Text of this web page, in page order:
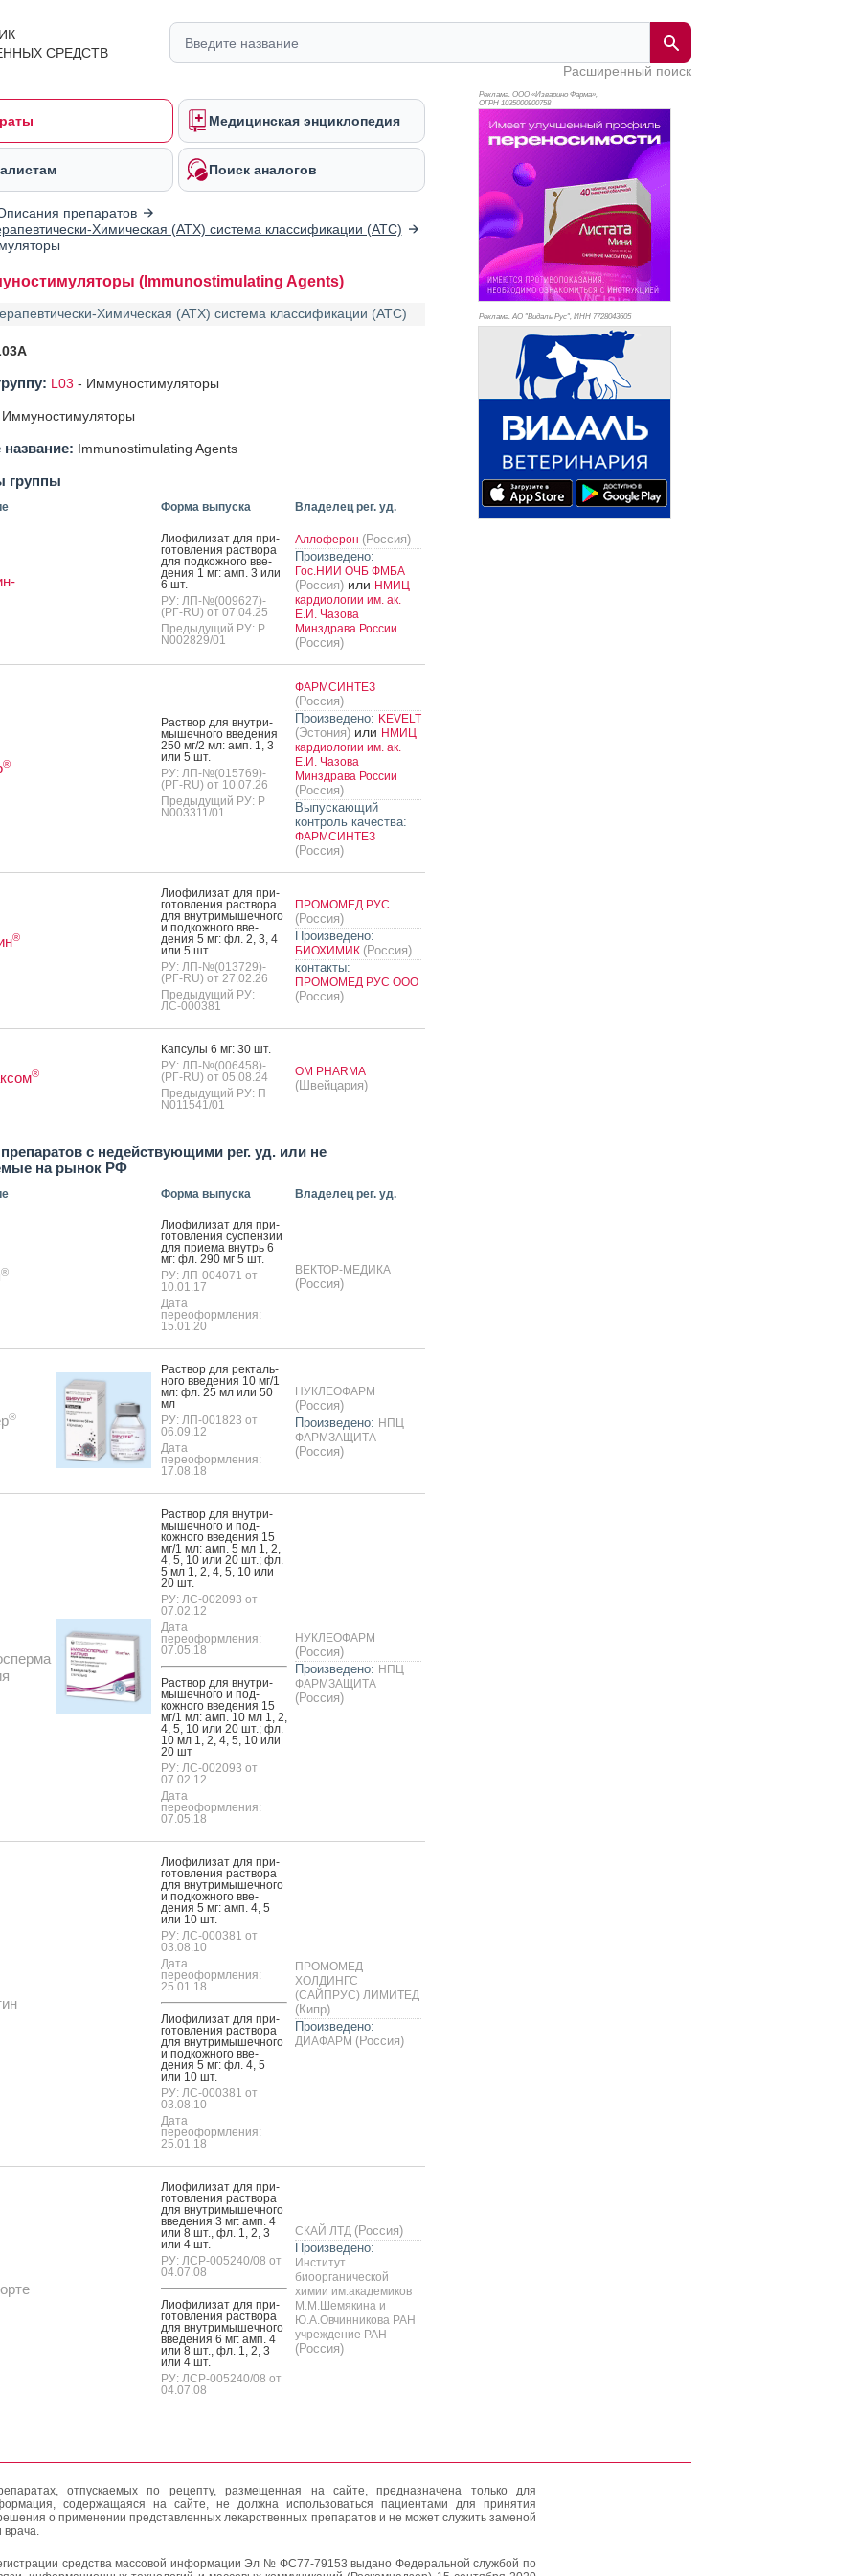
СРЕДСТВ
Расширенный поиск
Медицинская энциклопедия
Поиск аналогов
препаратов
Химическая (АТХ) система классификации (ATC)
(Immunostimulating Agents)
Химическая (АТХ) система классификации (ATC)
L03 - Иммуностимуляторы
Иммуностимуляторы
название: Immunostimulating Agents
группы
Форма выпуска Владелец рег. уд.
Ли­офи­лизат для при­
готов­ле­ния рас­тво­ра
для под­кожно­го вве­
дения 1 мг: амп. 3 или
6 шт.
РУ: ЛП-№(009627)-
(РГ-RU) от 07.04.25
Предыдущий РУ: Р
N002829/01
Аллоферон (Россия)
Произведено:
Гос.НИИ ОЧБ ФМБА
(Россия)или НМИЦ
кардиологии им. ак.
Е.И. Чазова
Минздрава России
(Россия)
®
Рас­твор для внут­ри­
мышеч­но­го вве­дения
250 мг/2 мл: амп. 1, 3
или 5 шт.
РУ: ЛП-№(015769)-
(РГ-RU) от 10.07.26
Предыдущий РУ: Р
N003311/01
ФАРМСИНТЕЗ
(Россия)
Произведено: KEVELT
(Эстония)или НМИЦ
кардиологии им. ак.
Е.И. Чазова
Минздрава России
(Россия)
Выпускающий
контроль качества:
ФАРМСИНТЕЗ
(Россия)
®
Ли­офи­лизат для при­
готов­ле­ния рас­тво­ра
для внут­ри­мышеч­но­го
и под­кожно­го вве­
дения 5 мг: фл. 2, 3, 4
или 5 шт.
РУ: ЛП-№(013729)-
(РГ-RU) от 27.02.26
Предыдущий РУ:
ЛС-000381
ПРОМОМЕД РУС
(Россия)
Произведено:
БИОХИМИК (Россия)
контакты:
ПРОМОМЕД РУС ООО
(Россия)
®
Кап­су­лы 6 мг: 30 шт.
РУ: ЛП-№(006458)-
(РГ-RU) от 05.08.24
Предыдущий РУ: П
N011541/01
OM PHARMA
(Швейцария)
с недействующими рег. уд. или не
на рынок РФ
Форма выпуска Владелец рег. уд.
®
Ли­офи­лизат для при­
готов­ле­ния сус­пензии
для при­ема внутрь 6
мг: фл. 290 мг 5 шт.
РУ: ЛП-004071 от
10.01.17
Дата
переоформления:
15.01.20
ВЕКТОР-МЕДИКА
(Россия)
®
Рас­твор для рек­таль­
но­го вве­дения 10 мг/1
мл: фл. 25 мл или 50
мл
РУ: ЛП-001823 от
06.09.12
Дата
переоформления:
17.08.18
НУКЛЕОФАРМ
(Россия)
Произведено: НПЦ
ФАРМЗАЩИТА
(Россия)
Рас­твор для внут­ри­
мышеч­но­го и под­
кожно­го вве­дения 15
мг/1 мл: амп. 5 мл 1, 2,
4, 5, 10 или 20 шт.; фл.
5 мл 1, 2, 4, 5, 10 или
20 шт.
РУ: ЛС-002093 от
07.02.12
Дата
переоформления:
07.05.18
Рас­твор для внут­ри­
мышеч­но­го и под­
кожно­го вве­дения 15
мг/1 мл: амп. 10 мл 1, 2,
4, 5, 10 или 20 шт.; фл.
10 мл 1, 2, 4, 5, 10 или
20 шт
РУ: ЛС-002093 от
07.02.12
Дата
переоформления:
07.05.18
НУКЛЕОФАРМ
(Россия)
Произведено: НПЦ
ФАРМЗАЩИТА
(Россия)
Ли­офи­лизат для при­
готов­ле­ния рас­тво­ра
для внут­ри­мышеч­но­го
и под­кожно­го вве­
дения 5 мг: амп. 4, 5
или 10 шт.
РУ: ЛС-000381 от
03.08.10
Дата
переоформления:
25.01.18
Ли­офи­лизат для при­
готов­ле­ния рас­тво­ра
для внут­ри­мышеч­но­го
и под­кожно­го вве­
дения 5 мг: фл. 4, 5
или 10 шт.
РУ: ЛС-000381 от
03.08.10
Дата
переоформления:
25.01.18
ПРОМОМЕД
ХОЛДИНГС
(САЙПРУС) ЛИМИТЕД
(Кипр)
Произведено:
ДИАФАРМ (Россия)
Ли­офи­лизат для при­
готов­ле­ния рас­тво­ра
для внут­ри­мышеч­но­го
вве­дения 3 мг: амп. 4
или 8 шт., фл. 1, 2, 3
или 4 шт.
РУ: ЛСР-005240/08 от
04.07.08
Ли­офи­лизат для при­
готов­ле­ния рас­тво­ра
для внут­ри­мышеч­но­го
вве­дения 6 мг: амп. 4
или 8 шт., фл. 1, 2, 3
или 4 шт.
РУ: ЛСР-005240/08 от
04.07.08
СКАЙ ЛТД (Россия)
Произведено:
Институт
биоорганической
химии им.академиков
М.М.Шемякина и
Ю.А.Овчинникова РАН
учреждение РАН
(Россия)
Реклама. ООО «Изварино Фарма»,
ОГРН 1035000900758
Реклама. АО "Видаль Рус", ИНН 7728043605
отпускаемых по рецепту, размещенная на сайте, предназначена только для
содержащаяся на сайте, не должна использоваться пациентами для принятия
о применении представленных лекарственных препаратов и не может служить заменой
врача.
средства массовой информации Эл № ФС77-79153 выдано Федеральной службой по